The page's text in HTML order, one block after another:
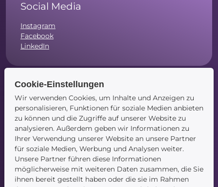
Social Media
Instagram
Facebook
LinkedIn
Navigation
Startseite
Blog
Kontakt
Cookie-Einstellungen
Wir verwenden Cookies, um Inhalte und Anzeigen zu
personalisieren, Funktionen für soziale Medien anbieten
zu können und die Zugriffe auf unserer Website zu
analysieren. Außerdem geben wir Informationen zu
Ihrer Verwendung unserer Website an unsere Partner
für soziale Medien, Werbung und Analysen weiter.
Unsere Partner führen diese Informationen
möglicherweise mit weiteren Daten zusammen, die Sie
ihnen bereit gestellt haben oder die sie im Rahmen